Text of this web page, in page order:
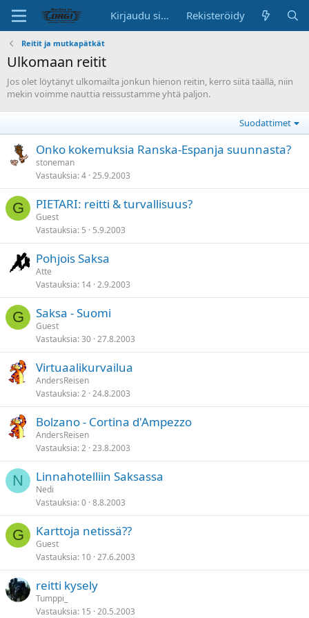
Kirjaudu sisään Rekisteröidy
Reitit ja mutkapätkät
Ulkomaan reitit
Jos olet löytänyt ulkomailta jonkun hienon reitin, kerro siitä täällä, niin
mekin voimme nauttia reissustamme yhtä paljon.
Suodattimet
Onko kokemuksia Ranska-Espanja suunnasta?
stoneman
Vastauksia 4 25.9.2003
G PIETARI: reitti & turvallisuus?
Guest
Vastauksia 5 5.9.2003
Pohjois Saksa
Atte
Vastauksia 14 2.9.2003
G Saksa - Suomi
Guest
Vastauksia 30 27.8.2003
Virtuaalikurvailua
AndersReisen
Vastauksia 2 24.8.2003
Bolzano - Cortina d'Ampezzo
AndersReisen
Vastauksia 2 23.8.2003
N Linnahotelliin Saksassa
Nedi
Vastauksia 0 8.8.2003
G Karttoja netissä??
Guest
Vastauksia 10 27.6.2003
reitti kysely
Tumppi_
Vastauksia 15 20.5.2003